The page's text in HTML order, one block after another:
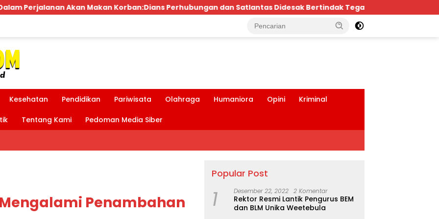
Perhubungan dan Satlantas Didesak Bertindak Tegas! Bpk.MDT Spontan Bantu Rp.10 Juta, Kepada
Kesehatan Pendidikan Pariwisata Olahraga Humaniora Opini Kriminal
Tentang Kami Pedoman Media Siber
Mengalami Penambahan
Popular Post
1 Desember 22, 2022 2 Komentar
Rektor Resmi Lantik Pengurus BEM
dan BLM Unika Weetebula